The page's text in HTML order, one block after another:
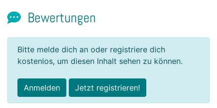
Bewertungen
Bitte melde dich an oder registriere dich
kostenlos, um diesen Inhalt sehen zu können.
Anmelden Jetzt registrieren!